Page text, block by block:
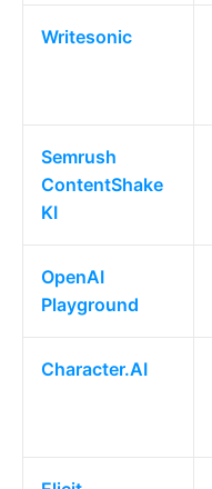
Writesonic
Semrush
ContentShake
KI
OpenAI
Playground
Character.AI